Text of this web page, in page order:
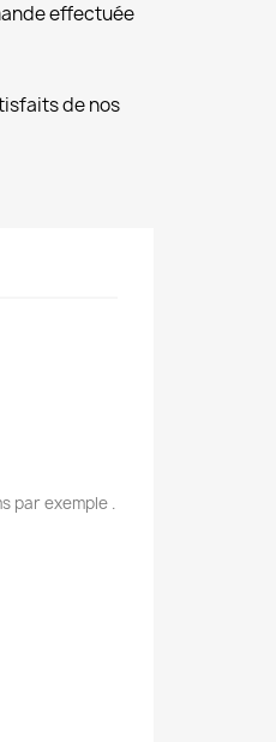
effectuée
de nos
par exemple .